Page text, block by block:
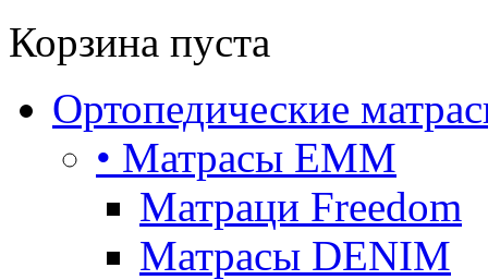
Корзина пуста
Ортопедические
• Матрасы ЕММ
Матраци Freedom
Матрасы DENIM